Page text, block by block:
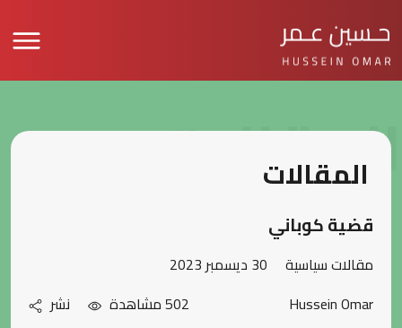
المقالات
المقالات
قضية كوباني
مقالات سياسية
30 ديسمبر 2023
Hussein Omar
502 مشاهدة
نشر